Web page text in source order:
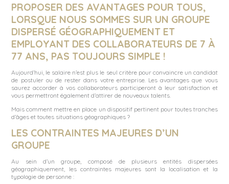
PROPOSER DES AVANTAGES POUR TOUS,
LORSQUE NOUS SOMMES SUR UN GROUPE
DISPERSÉ GÉOGRAPHIQUEMENT ET
EMPLOYANT DES COLLABORATEURS DE 7 À
77 ANS, PAS TOUJOURS SIMPLE !
Aujourd’hui, le salaire n’est plus le seul critère pour convaincre un candidat
de postulerou de rester dans votre entreprise. Les avantages que vous
saurez accorder à vos collaborateurs participeront à leur satisfaction et
vous permettront également d’attirer de nouveaux talents.
Mais comment mettre en place un dispositif pertinent pour toutes tranches
d’âges et toutes situations géographiques ?
LES CONTRAINTES MAJEURES D’UN
GROUPE
Au sein d’un groupe, composé de plusieurs entités dispersées
géographiquement, les contraintes majeures sont la localisation et la
typologie de personne :